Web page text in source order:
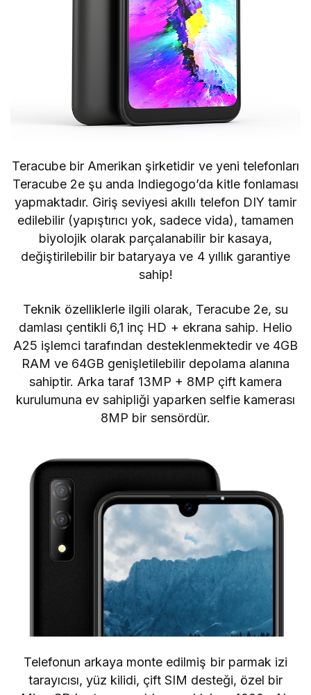
Teracube bir Amerikan şirketidir ve yeni telefonları
Teracube 2e şu anda Indiegogo’da kitle fonlaması
yapmaktadır. Giriş seviyesi akıllı telefon DIY tamir
edilebilir (yapıştırıcı yok, sadece vida), tamamen
biyolojik olarak parçalanabilir bir kasaya,
değiştirilebilir bir bataryaya ve 4 yıllık garantiye
sahip!
Teknik özelliklerle ilgili olarak, Teracube 2e, su
damlası çentikli 6,1 inç HD + ekrana sahip. Helio
A25 işlemci tarafından desteklenmektedir ve 4GB
RAM ve 64GB genişletilebilir depolama alanına
sahiptir. Arka taraf 13MP + 8MP çift kamera
kurulumuna ev sahipliği yaparken selfie kamerası
8MP bir sensördür.
Telefonun arkaya monte edilmiş bir parmak izi
tarayıcısı, yüz kilidi, çift SIM desteği, özel bir